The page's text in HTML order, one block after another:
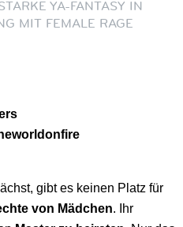
YA-FANTASY IN
MIT FEMALE RAGE
gibt es keinen Platz für
von Mädchen. Ihr